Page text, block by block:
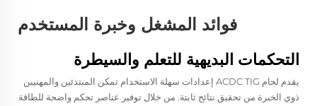
فوائد المشغل وخبرة المستخدم
التحكمات البديهية للتعلم والسيطرة
يقدم لحام ACDC TIG إعدادات سهلة الاستخدام تمكن المبتدئين والمهنيين
ذوي الخبرة من تحقيق نتائج ثابتة. من خلال توفير عناصر تحكم واضحة للطاقة